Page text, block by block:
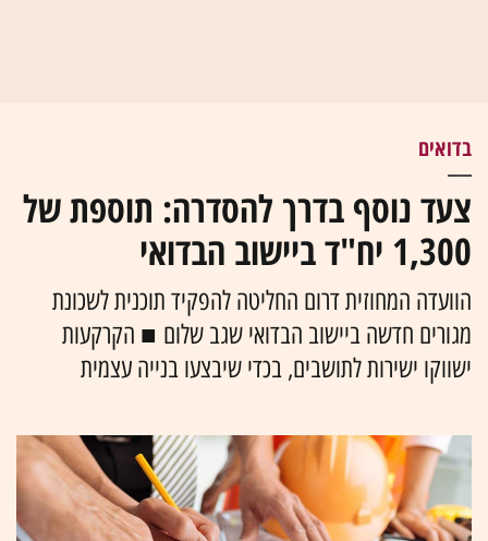
בדואים
צעד נוסף בדרך להסדרה: תוספת של
1,300 יח"ד ביישוב הבדואי
הוועדה המחוזית דרום החליטה להפקיד תוכנית לשכונת
מגורים חדשה ביישוב הבדואי שגב שלום ■ הקרקעות
ישווקו ישירות לתושבים, בכדי שיבצעו בנייה עצמית